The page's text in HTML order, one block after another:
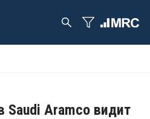
Saudi Aramco видит